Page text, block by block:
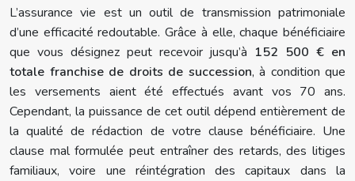
L’assurance vie est un outil de transmission patrimoniale
d’une efficacité redoutable. Grâce à elle, chaque bénéficiaire
que vous désignez peut recevoir jusqu’à 152 500 € en
totale franchise de droits de succession, à condition que
les versements aient été effectués avant vos 70 ans.
Cependant, la puissance de cet outil dépend entièrement de
la qualité de rédaction de votre clause bénéficiaire. Une
clause mal formulée peut entraîner des retards, des litiges
familiaux, voire une réintégration des capitaux dans la